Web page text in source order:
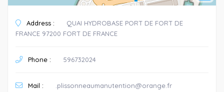
Address :
QUAI HYDROBASE PORT DE FORT DE
FRANCE 97200 FORT DE FRANCE
Phone : 596732024
Mail : .plissonneaumanutention@orange.fr